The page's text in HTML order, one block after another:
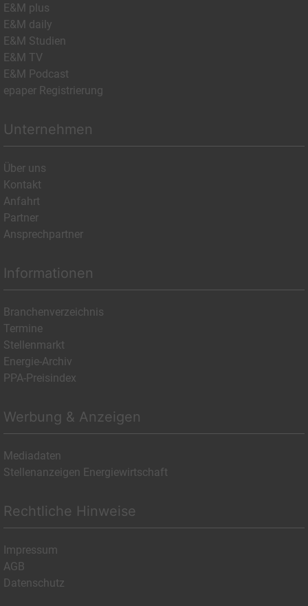
E&M plus
E&M daily
E&M Studien
E&M TV
E&M Podcast
epaper Registrierung
Unternehmen
Über uns
Kontakt
Anfahrt
Partner
Ansprechpartner
Informationen
Branchenverzeichnis
Termine
Stellenmarkt
Energie-Archiv
PPA-Preisindex
Werbung & Anzeigen
Mediadaten
Stellenanzeigen Energiewirtschaft
Rechtliche Hinweise
Impressum
AGB
Datenschutz